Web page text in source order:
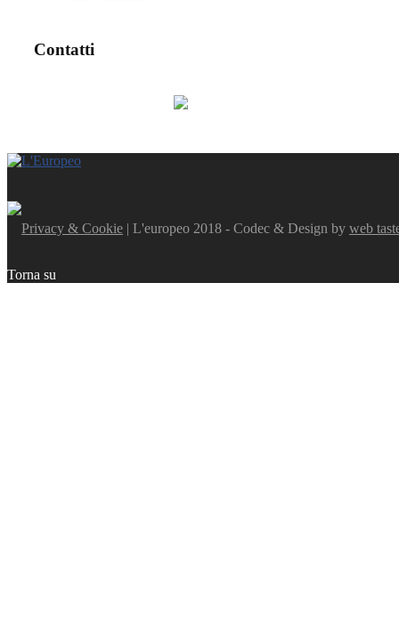
Contatti
Privacy & Cookie | L'europeo 2018 - Codec & Design by web
Torna su